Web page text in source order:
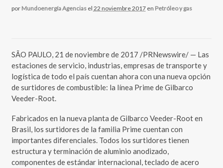
por Mundoenergía Agencias el 22 noviembre 2017 en Petróleo y gas
SÃO PAULO, 21 de noviembre de 2017 /PRNewswire/ — Las
estaciones de servicio, industrias, empresas de transporte y
logística de todo el país cuentan ahora con una nueva opción
de surtidores de combustible: la línea Prime de Gilbarco
Veeder-Root.
Fabricados en la nueva planta de Gilbarco Veeder-Root en
Brasil, los surtidores de la familia Prime cuentan con
importantes diferenciales. Todos los surtidores tienen
estructura y terminación de aluminio anodizado,
componentes de estándar internacional, teclado de acero